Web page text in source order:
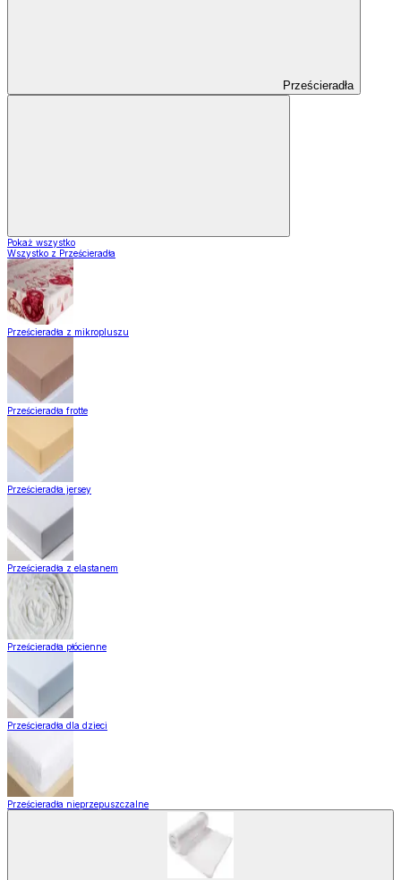
Prześcieradła
Pokaż wszystko
Wszystko z Prześcieradła
Prześcieradła z mikropluszu
Prześcieradła frotte
Prześcieradła jersey
Prześcieradła z elastanem
Prześcieradła płócienne
Prześcieradła dla dzieci
Prześcieradła nieprzepuszczalne